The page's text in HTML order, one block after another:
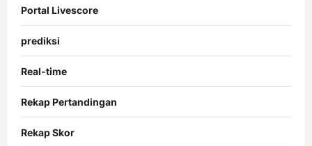
Portal Livescore
prediksi
Real-time
Rekap Pertandingan
Rekap Skor